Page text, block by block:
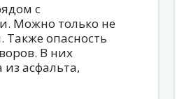
с
Можно только не
опасность
В них
асфальта,